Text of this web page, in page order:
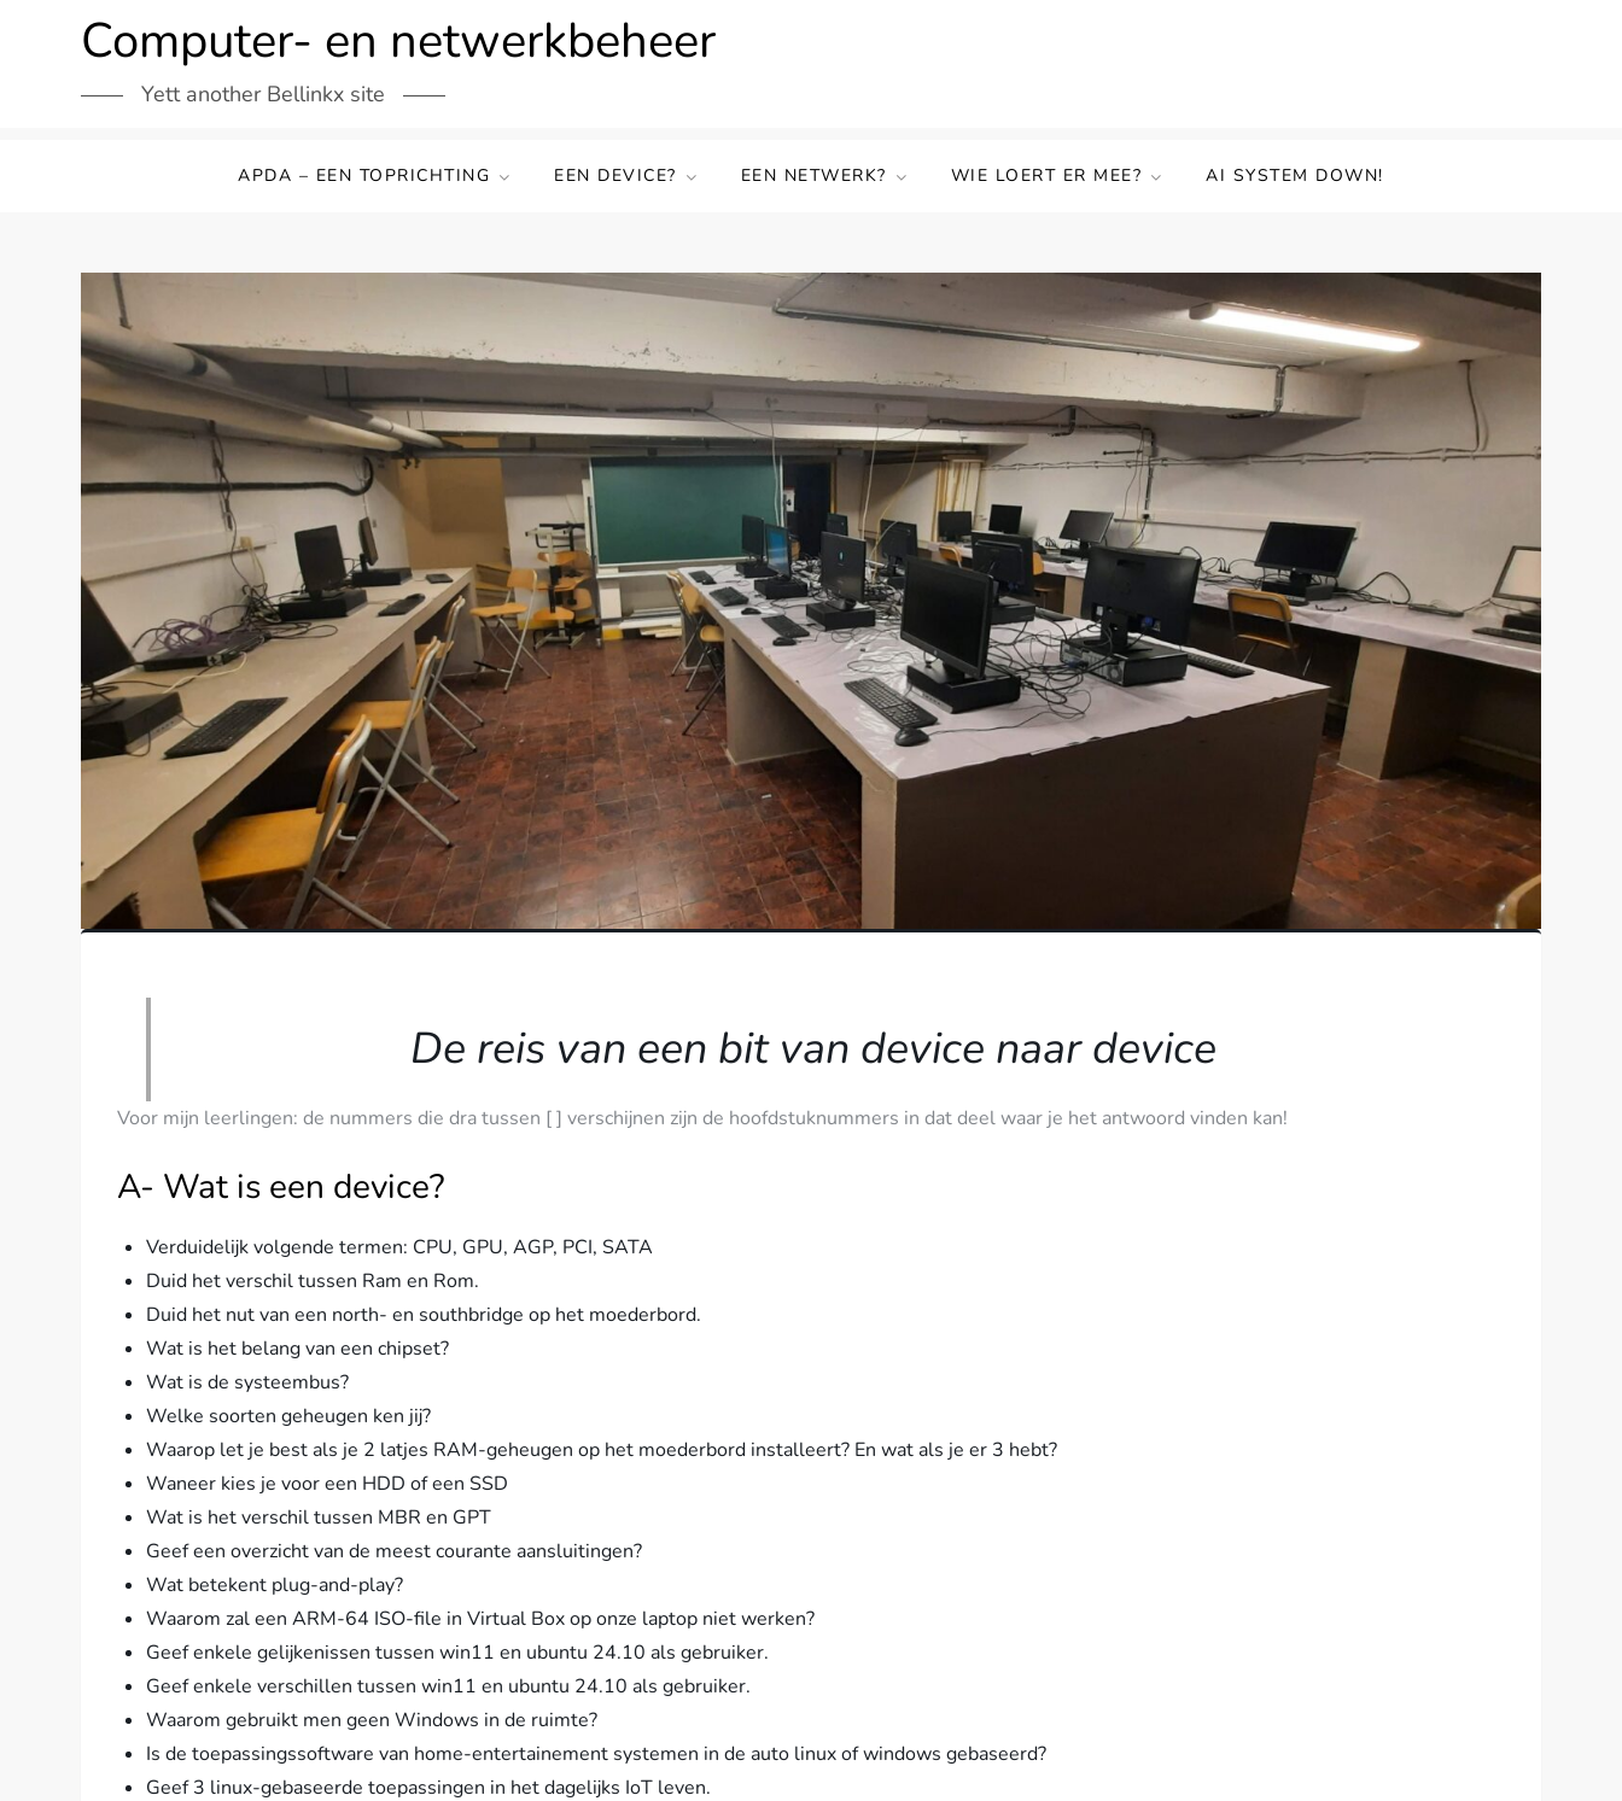
Computer- en netwerkbeheer
Yett another Bellinkx site
APDA – EEN TOPRICHTING EEN DEVICE? EEN NETWERK? WIE LOERT ER MEE? AI SYSTEM DOWN!
De reis van een bit van device naar device
Voor mijn leerlingen: de nummers die dra tussen [ ] verschijnen zijn de hoofdstuknummers in dat deel waar je het antwoord vinden kan!
A- Wat is een device?
Verduidelijk volgende termen: CPU, GPU, AGP, PCI, SATA
Duid het verschil tussen Ram en Rom.
Duid het nut van een north- en southbridge op het moederbord.
Wat is het belang van een chipset?
Wat is de systeembus?
Welke soorten geheugen ken jij?
Waarop let je best als je 2 latjes RAM-geheugen op het moederbord installeert? En wat als je er 3 hebt?
Waneer kies je voor een HDD of een SSD
Wat is het verschil tussen MBR en GPT
Geef een overzicht van de meest courante aansluitingen?
Wat betekent plug-and-play?
Waarom zal een ARM-64 ISO-file in Virtual Box op onze laptop niet werken?
Geef enkele gelijkenissen tussen win11 en ubuntu 24.10 als gebruiker.
Geef enkele verschillen tussen win11 en ubuntu 24.10 als gebruiker.
Waarom gebruikt men geen Windows in de ruimte?
Is de toepassingssoftware van home-entertainement systemen in de auto linux of windows gebaseerd?
Geef 3 linux-gebaseerde toepassingen in het dagelijks IoT leven.